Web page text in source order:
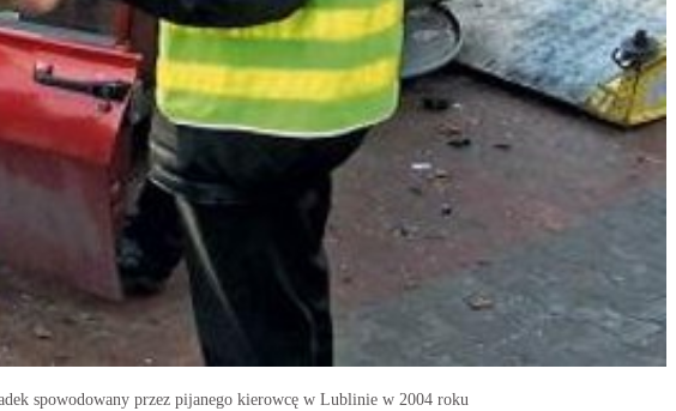
spowodowany przez pijanego kierowcę w Lublinie w 2004 roku